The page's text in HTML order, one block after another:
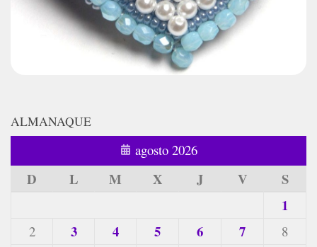
ALMANAQUE
agosto 2026
D L M X J V
S
1
2 3 4 5 6 7
8